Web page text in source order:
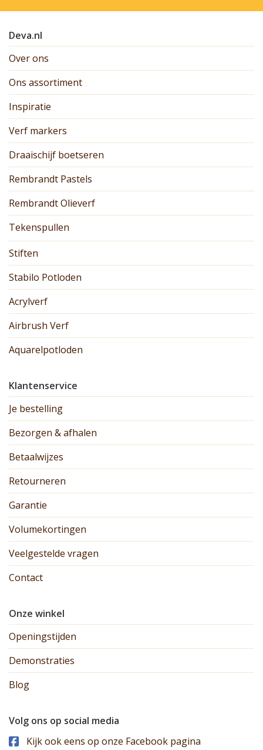
Deva.nl
Over ons
Ons assortiment
Inspiratie
Verf markers
Draaischijf boetseren
Rembrandt Pastels
Rembrandt Olieverf
Tekenspullen
Stiften
Stabilo Potloden
Acrylverf
Airbrush Verf
Aquarelpotloden
Klantenservice
Je bestelling
Bezorgen & afhalen
Betaalwijzes
Retourneren
Garantie
Volumekortingen
Veelgestelde vragen
Contact
Onze winkel
Openingstijden
Demonstraties
Blog
Volg ons op social media
Kijk ook eens op onze Facebook pagina